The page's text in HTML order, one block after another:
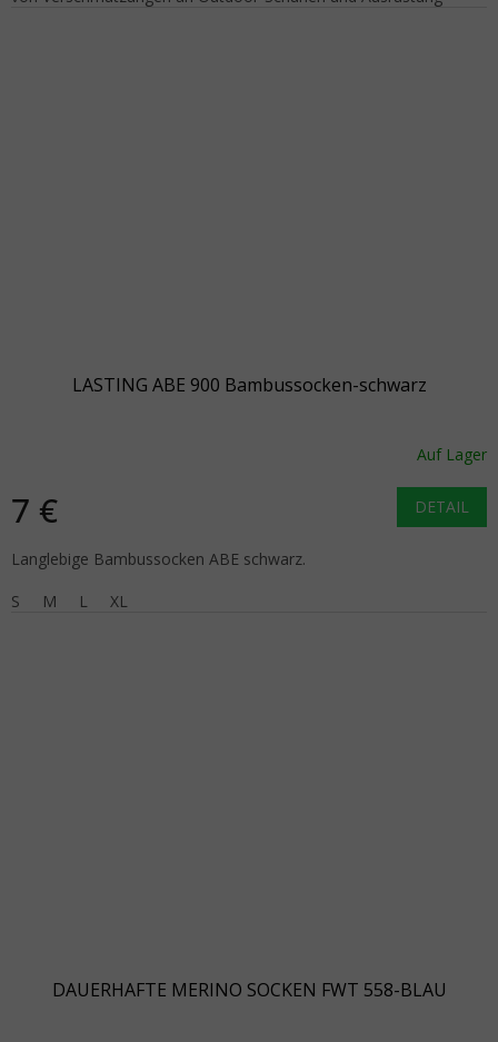
LASTING ABE 900 Bambussocken-schwarz
Auf Lager
7 € DETAIL
Langlebige Bambussocken ABE schwarz.
S
M L XL
DAUERHAFTE MERINO SOCKEN FWT 558-BLAU